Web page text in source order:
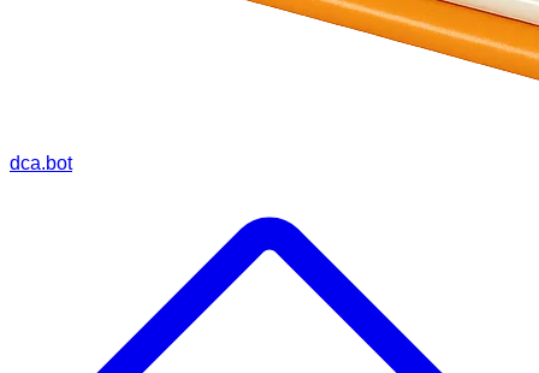
dca.bot